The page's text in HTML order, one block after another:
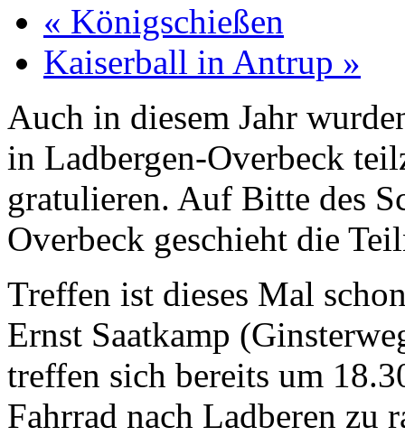
« Königschießen
Kaiserball in Antrup »
Auch in diesem Jahr
in Ladbergen-Overbeck
gratulieren. Auf Bitte des
Overbeck geschieht die
Treffen ist dieses Mal
Ernst Saatkamp
treffen sich bereits um
Fahrrad nach Ladberen zu